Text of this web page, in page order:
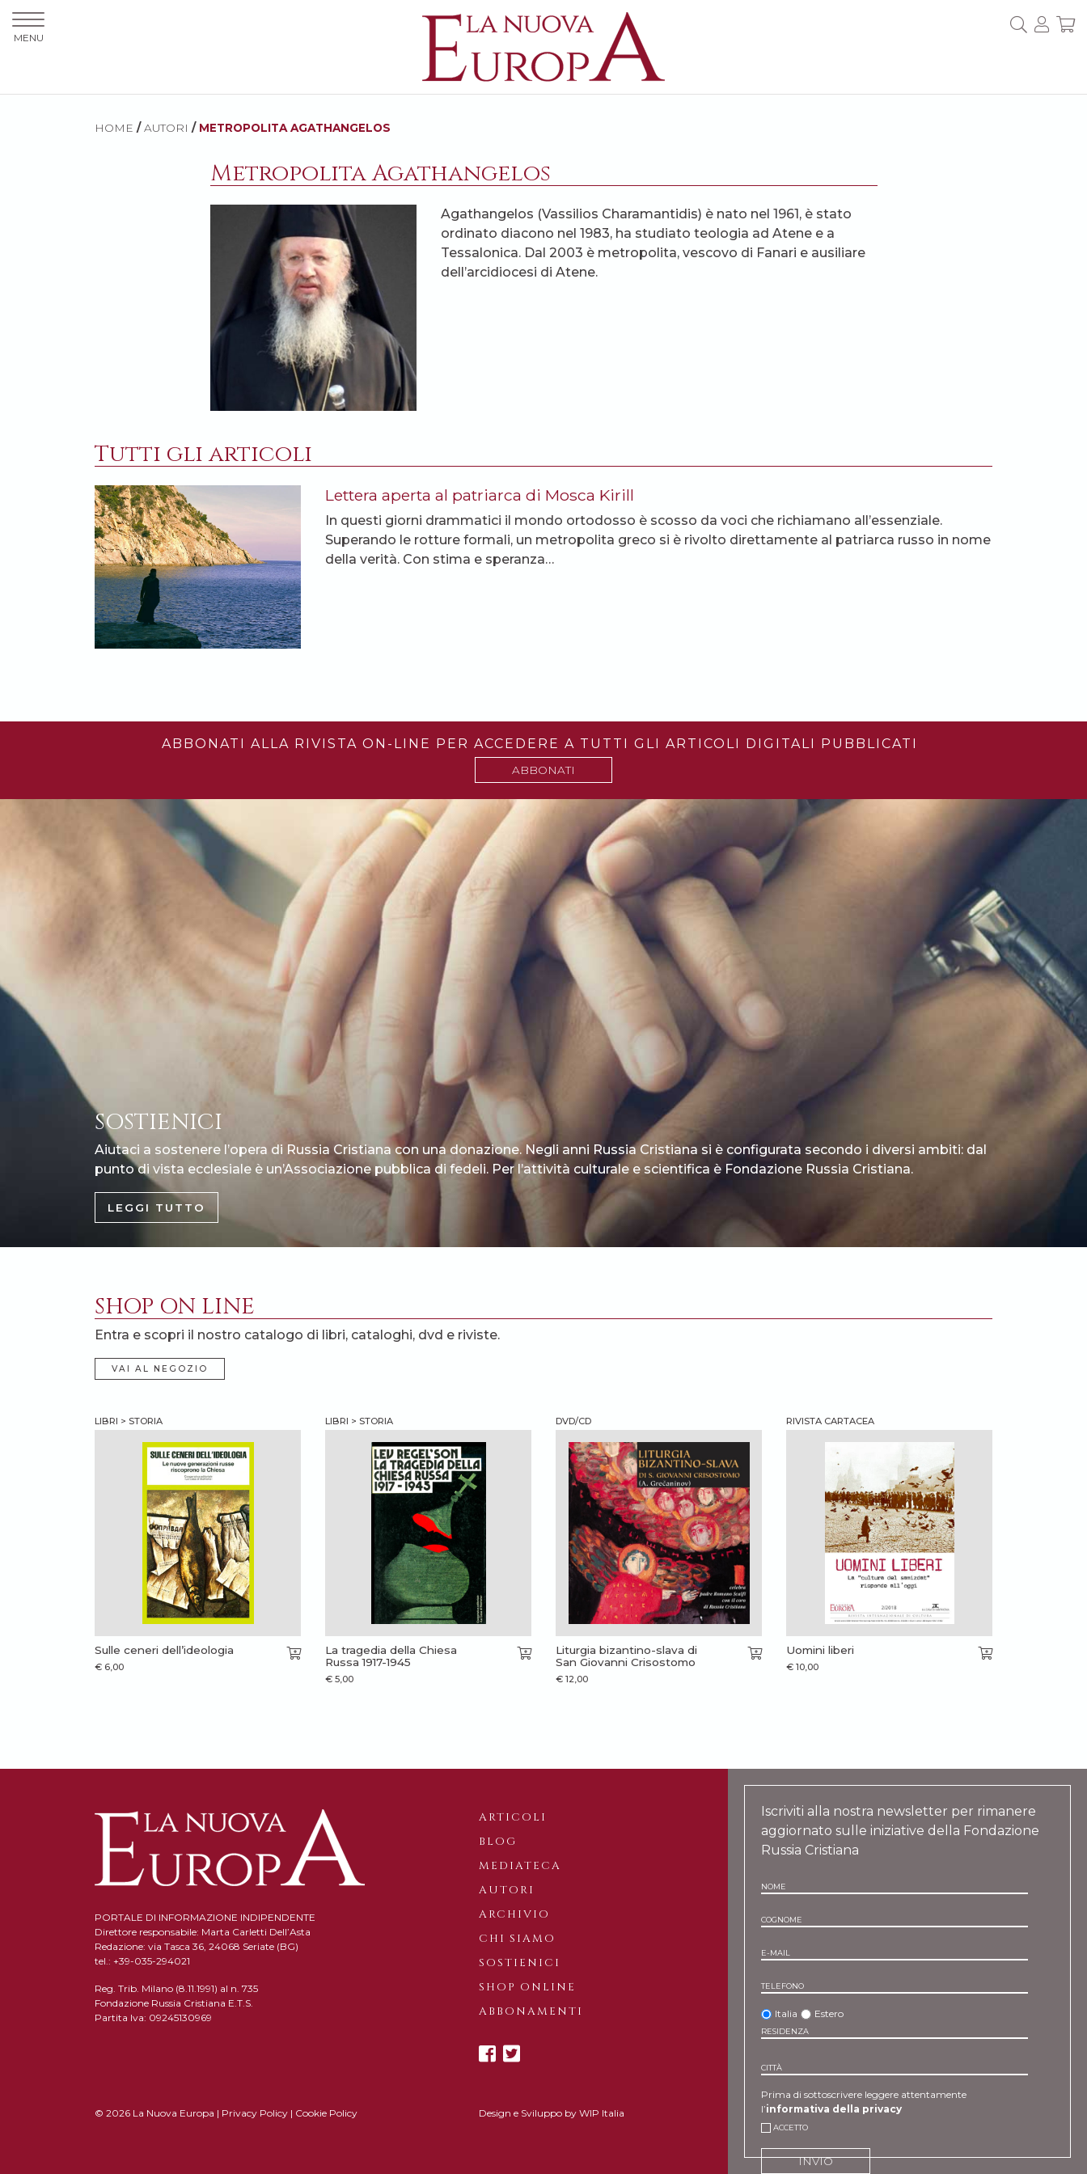
HOME / AUTORI / METROPOLITA AGATHANGELOS
Metropolita Agathangelos
Agathangelos (Vassilios Charamantidis) è nato nel 1961, è stato
ordinato diacono nel 1983, ha studiato teologia ad Atene e a
Tessalonica. Dal 2003 è metropolita, vescovo di Fanari e ausiliare
dell’arcidiocesi di Atene.
Tutti gli articoli
Lettera aperta al patriarca di Mosca Kirill
In questi giorni drammatici il mondo ortodosso è scosso da voci che richiamano all’essenziale.
Superando le rotture formali, un metropolita greco si è rivolto direttamente al patriarca russo in nome
della verità. Con stima e speranza…
ABBONATI ALLA RIVISTA ON-LINE PER ACCEDERE A TUTTI GLI ARTICOLI DIGITALI PUBBLICATI
ABBONATI
SOSTIENICI
Aiutaci a sostenere l’opera di Russia Cristiana con una donazione. Negli anni Russia Cristiana si è configurata secondo i diversi ambiti: dal
punto di vista ecclesiale è un’Associazione pubblica di fedeli. Per l’attività culturale e scientifica è Fondazione Russia Cristiana.
LEGGI TUTTO
SHOP ON LINE
Entra e scopri il nostro catalogo di libri, cataloghi, dvd e riviste.
VAI AL NEGOZIO
LIBRI > STORIA
Sulle ceneri dell’ideologia
€ 6,00
LIBRI > STORIA
La tragedia della Chiesa
Russa 1917-1945
€ 5,00
DVD/CD
Liturgia bizantino-slava di
San Giovanni Crisostomo
€ 12,00
RIVISTA CARTACEA
Uomini liberi
€ 10,00
PORTALE DI INFORMAZIONE INDIPENDENTE
Direttore responsabile: Marta Carletti Dell’Asta
Redazione: via Tasca 36, 24068 Seriate (BG)
tel.: +39-035-294021
Reg. Trib. Milano (8.11.1991) al n. 735
Fondazione Russia Cristiana E.T.S.
Partita Iva: 09245130969
ARTICOLI
BLOG
MEDIATECA
AUTORI
ARCHIVIO
CHI SIAMO
SOSTIENICI
SHOP ONLINE
ABBONAMENTI
© 2026 La Nuova Europa | Privacy Policy | Cookie Policy Design e Sviluppo by WIP Italia
Iscriviti alla nostra newsletter per rimanere
aggiornato sulle iniziative della Fondazione
Russia Cristiana
NOME
COGNOME
E-MAIL
TELEFONO
Italia Estero
RESIDENZA
CITTÀ
Prima di sottoscrivere leggere attentamente
l’informativa della privacy
ACCETTO
INVIO
MENU